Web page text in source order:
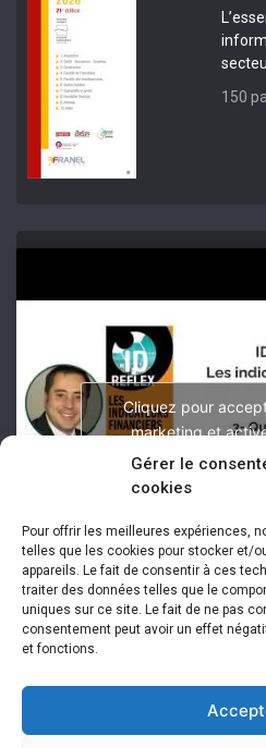
Gérer le
cookies
Pour offrir les meilleures expériences,
telles que les cookies pour stocker et/
appareils. Le fait de consentir à ces
traiter des données telles que le
uniques sur ce site. Le fait de ne pas
consentement peut avoir un effet
et fonctions.
150
Cliquez pour
marketing et